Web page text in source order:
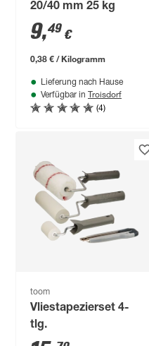
20/40 mm 25 kg
9,49 €
0,38 € / Kilogramm
Lieferung nach Hause
Verfügbar in Troisdorf
(4)
toom
Vliestapezierset 4-
tlg.